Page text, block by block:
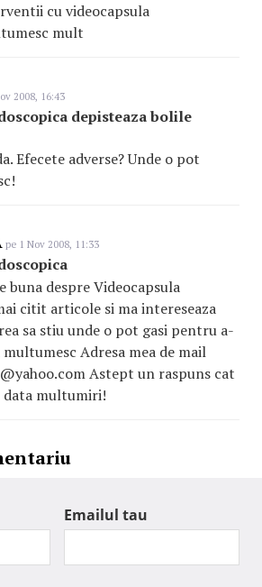
cu videocapsula
mult
2008, 16:43
depisteaza bolile
Efecete adverse? Unde o pot
pe 1 Nov 2008, 11:33
buna despre Videocapsula
citit articole si ma intereseaza
sa stiu unde o pot gasi pentru a-
multumesc Adresa mea de mail
Astept un raspuns cat
data multumiri!
Emailul tau